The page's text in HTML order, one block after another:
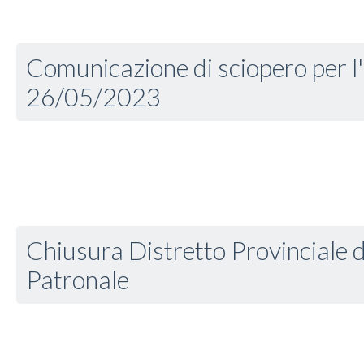
Comunicazione di sciopero per
26/05/2023
Chiusura Distretto Provinciale
Patronale